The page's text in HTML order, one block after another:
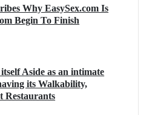
Why EasySex.com Is
Begin To Finish
Aside as an intimate
its Walkability,
Restaurants